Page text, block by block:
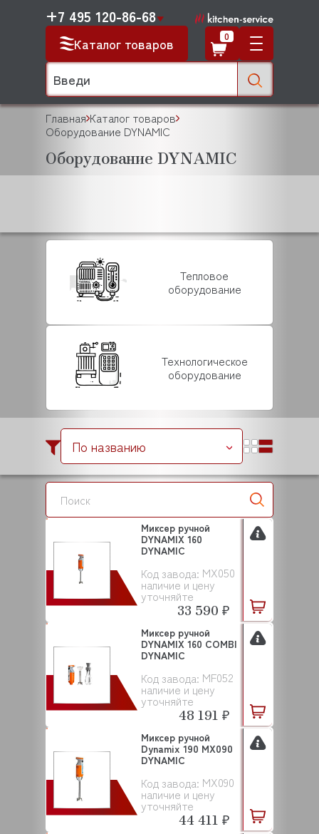
Каталог товаров
+7 495 120-86-68
0
Главная Каталог товаров
Оборудование DYNAMIC
Оборудование DYNAMIC
Тепловое
оборудование
Технологическое
оборудование
По названию
Код завода: MX050
наличие и цену
уточняйте
Миксер ручной
DYNAMIX 160
DYNAMIC
33 590 ₽
Код завода: MF052
наличие и цену
уточняйте
Миксер ручной
DYNAMIX 160 COMBI
DYNAMIC
48 191 ₽
Код завода: MX090
наличие и цену
уточняйте
Миксер ручной
Dynamix 190 MX090
DYNAMIC
44 411 ₽